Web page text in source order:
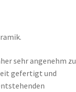
sehr angenehm zu
gefertigt und